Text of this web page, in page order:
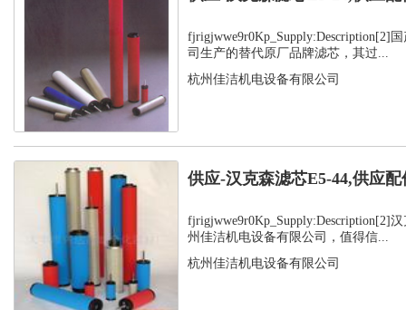
fjrigjwwe9r0Kp_Supply:Description[2]
司生产的替代原厂品牌滤芯，其过...
杭州佳洁机电设备有限公司
供应-汉克森滤芯E5-44,供应配
fjrigjwwe9r0Kp_Supply:Description[2]
州佳洁机电设备有限公司，值得信...
杭州佳洁机电设备有限公司